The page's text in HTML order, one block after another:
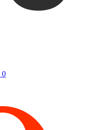
0